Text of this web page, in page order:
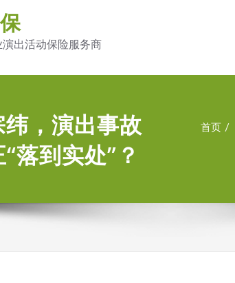
出活动保险服务商
，演出事故
落到实处”？
首页